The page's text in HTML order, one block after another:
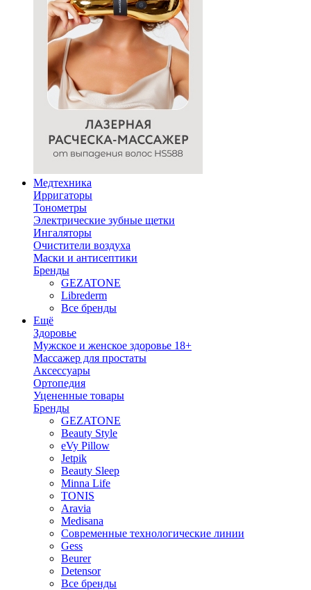
Медтехника
Ирригаторы
Тонометры
Электрические зубные щетки
Ингаляторы
Очистители воздуха
Маски и антисептики
Бренды
GEZATONE
Librederm
Все бренды
Ещё
Здоровье
Мужское и женское здоровье 18+
Массажер для простаты
Аксессуары
Ортопедия
Уцененные товары
Бренды
GEZATONE
Beauty Style
eVy Pillow
Jetpik
Beauty Sleep
Minna Life
TONIS
Aravia
Medisana
Современные технологические линии
Gess
Beurer
Detensor
Все бренды